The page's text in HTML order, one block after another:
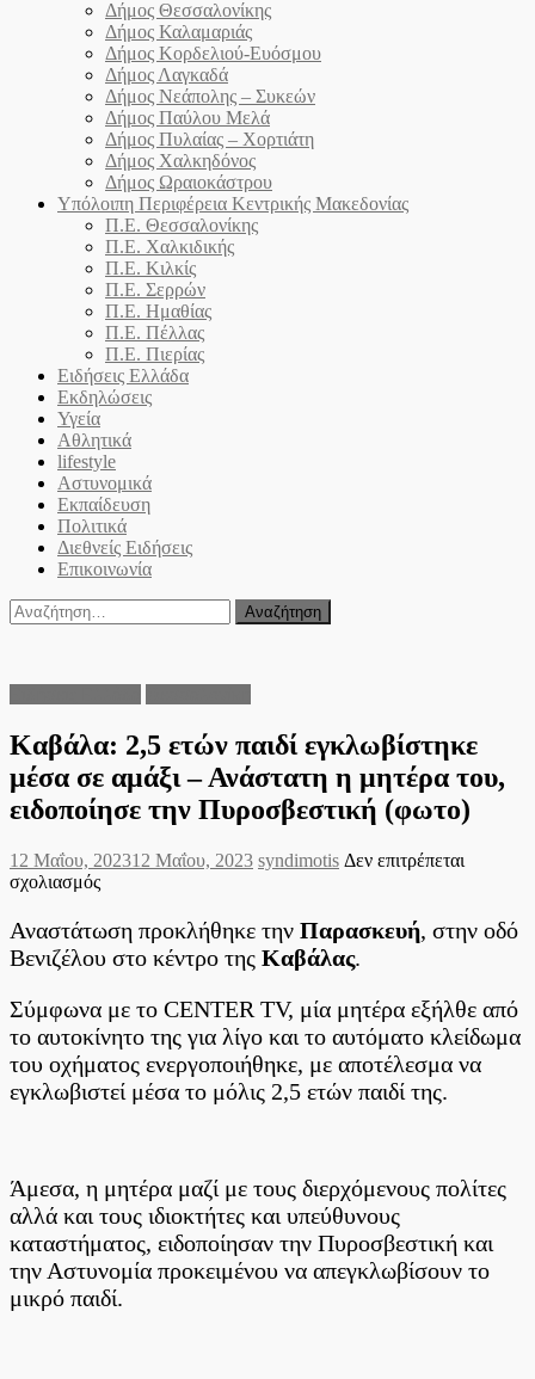
Δήμος Θεσσαλονίκης
Δήμος Καλαμαριάς
Δήμος Κορδελιού-Ευόσμου
Δήμος Λαγκαδά
Δήμος Νεάπολης – Συκεών
Δήμος Παύλου Μελά
Δήμος Πυλαίας – Χορτιάτη
Δήμος Χαλκηδόνος
Δήμος Ωραιοκάστρου
Υπόλοιπη Περιφέρεια Κεντρικής Μακεδονίας
Π.Ε. Θεσσαλονίκης
Π.Ε. Χαλκιδικής
Π.Ε. Κιλκίς
Π.Ε. Σερρών
Π.Ε. Ημαθίας
Π.Ε. Πέλλας
Π.Ε. Πιερίας
Ειδήσεις Ελλάδα
Εκδηλώσεις
Υγεία
Αθλητικά
lifestyle
Αστυνομικά
Εκπαίδευση
Πολιτικά
Διεθνείς Ειδήσεις
Επικοινωνία
Αναζήτηση
για:
Καβάλα: 2,5 ετών παιδί εγκλωβίστηκε
μέσα σε αμάξι – Ανάστατη η μητέρα του,
ειδοποίησε την Πυροσβεστική (φωτο)
Posted
on
12 Μαΐου, 202312 Μαΐου, 2023 Author
syndimotis Δεν επιτρέπεται
σχολιασμόςστο
2,5
ετών
παιδί
μέσα
σε
αμάξι
–
Ανάστατη
ειδοποίησε
την
Πυροσβεστική
(φωτο)
Αναστάτωση προκλήθηκε την Παρασκευή, στην οδό
Βενιζέλου στο κέντρο της Καβάλας.
Σύμφωνα με το CENTER TV, μία μητέρα εξήλθε από
το αυτοκίνητο της για λίγο και το αυτόματο κλείδωμα
του οχήματος ενεργοποιήθηκε, με αποτέλεσμα να
εγκλωβιστεί μέσα το μόλις 2,5 ετών παιδί της.
Άμεσα, η μητέρα μαζί με τους διερχόμενους πολίτες
αλλά και τους ιδιοκτήτες και υπεύθυνους
καταστήματος, ειδοποίησαν την Πυροσβεστική και
την Αστυνομία προκειμένου να απεγκλωβίσουν το
μικρό παιδί.